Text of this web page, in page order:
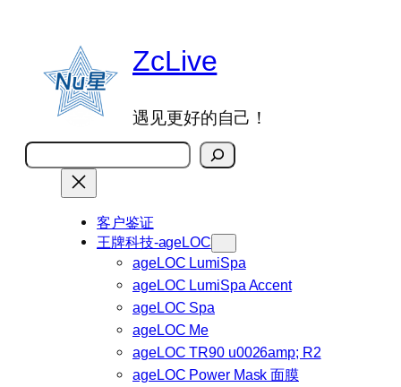
ZcLive
遇见更好的自己！
搜
索
客户鉴证
王牌科技-ageLOC
ageLOC LumiSpa
ageLOC LumiSpa Accent
ageLOC Spa
ageLOC Me
ageLOC TR90 u0026amp; R2
ageLOC Power Mask 面膜